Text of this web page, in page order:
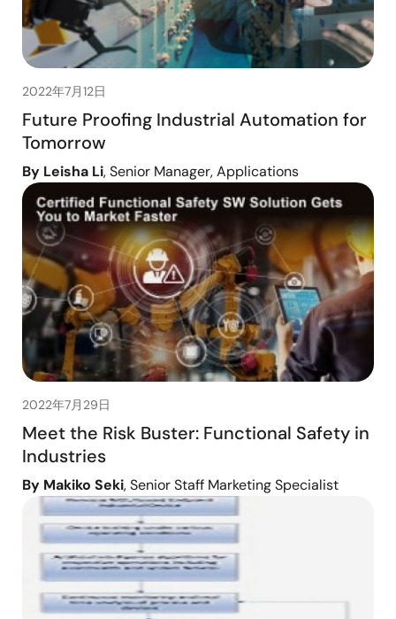
2022年7月12日
Future Proofing Industrial Automation for
Tomorrow
By Leisha Li, Senior Manager, Applications
2022年7月29日
Meet the Risk Buster: Functional Safety in
Industries
By Makiko Seki, Senior Staff Marketing Specialist